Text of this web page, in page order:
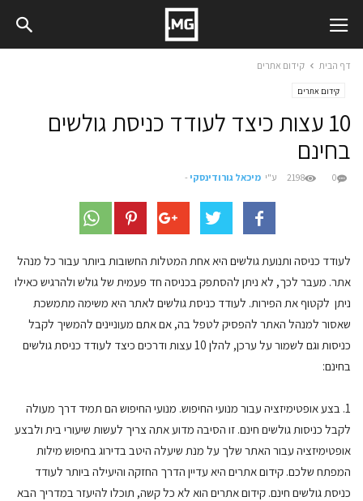
דף הבית קידום אתרים
קידום אתרים
10 עצות כיצד לעודד כניסת גולשים
בחינם
ע"י מיכאל גורודינסקי - 0
2198
לעודד כניסה ותנועת גולשים היא אחת המטלות החשובות ביותר עבור כל מנהל
אתר. מעבר לכך, לא ניתן להסתפק בכניסה חד פעמית של גולש ולהרגיש כאילו
ניתן לקטוף את הפירות. לעודד כניסת גולשים לאתר היא משימה מתמשכת
שאסור למנהל האתר להפסיק לטפל בה, אם אתם מעוניינים להמשיך לקבל
כניסות וגם לשמור על ערכן, להלן 10 עצות ודרכים כיצד לעודד כניסת גולשים
בחינם:
1. בצע אופטימיזציה עבור מנועי החיפוש. מנועי החיפוש הם תמיד דרך מעולה
לקבל כניסות גולשים חינם. זו הסיבה מדוע אתה צריך לעשות שיעורי בית ולבצע
אופטימיזציה עבור האתר שלך על מנת שיעלה היטב בדירוג בחיפוש מילות
המפתח שלכם. קידום אתרים היא עדיין הדרך החזקה והיעילה ביותר לעודד
כניסת גולשים חינם. קידום אתרים הוא לא כל קשה, תוכלו להיעזר במדריך הבא